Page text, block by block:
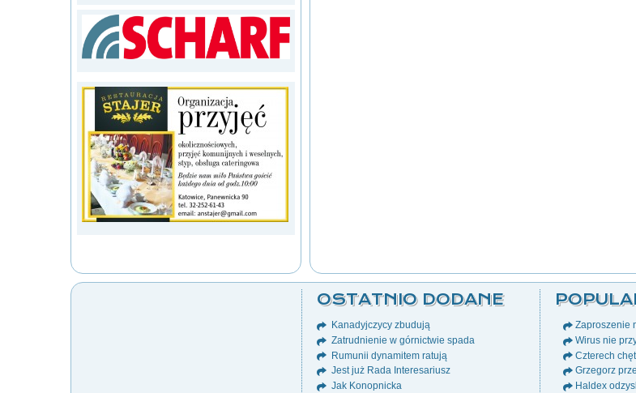
OSTATNIO DODANE
Kanadyjczycy zbudują
Zatrudnienie w górnictwie spada
Rumunii dynamitem ratują
Jest już Rada Interesariusz
Jak Konopnicka
Zaproszenie
Wirus nie
Czterech
Grzegorz
Haldex